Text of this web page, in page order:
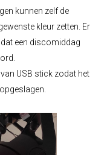
kunnen zelf de
kleur zetten. Er
een discomiddag
USB stick zodat het